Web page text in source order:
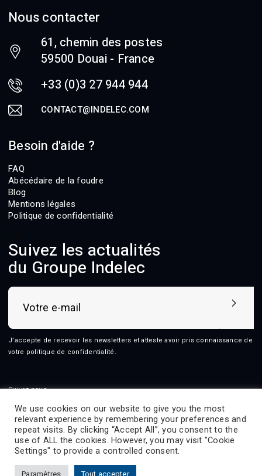
Nous contacter
61, chemin des postes
59500 Douai - France
+33 (0)3 27 944 944
CONTACT@INDELEC.COM
Besoin d'aide ?
FAQ
Abécédaire de la foudre
Blog
Mentions légales
Politique de confidentialité
Suivez les actualités
du Groupe Indelec
J’accepte de recevoir les newsletters et atteste avoir pris connaissance de
votre politique de confidentialité .
Suivez-nous
2026 © Indelec
We use cookies on our website to give you the most
relevant experience by remembering your preferences and
repeat visits. By clicking “Accept All”, you consent to the
use of ALL the cookies. However, you may visit "Cookie
Settings" to provide a controlled consent.
Paramètres Tout accepter